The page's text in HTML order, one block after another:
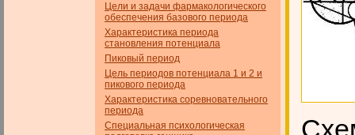
Цели и задачи фармакологического
обеспечения базового пе­риода
Характеристика периода
становления потенциала
Пиковый период
Цель периодов потенциала 1 и 2 и
пикового периода
Характеристика соревновательного
периода
Специальная психологическая